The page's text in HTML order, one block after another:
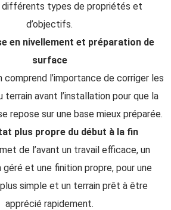
différents types de propriétés et
d’objectifs.
en nivellement et préparation de
surface
l’importance de corriger les
terrain avant l’installation pour que la
repose sur une base mieux préparée.
plus propre du début à la fin
de l’avant un travail efficace, un
géré et une finition propre, pour une
simple et un terrain prêt à être
apprécié rapidement.